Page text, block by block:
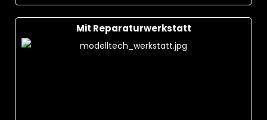
Mit Reparaturwerkstatt